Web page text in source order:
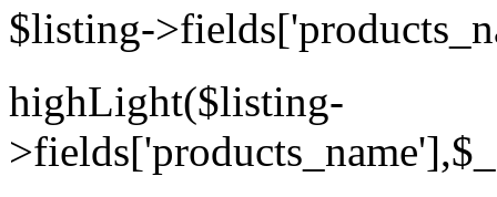
$listing-
highLight($listing-